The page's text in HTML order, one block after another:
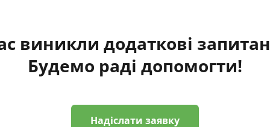
виникли додаткові
Будемо раді допомогти!
Надіслати заявку